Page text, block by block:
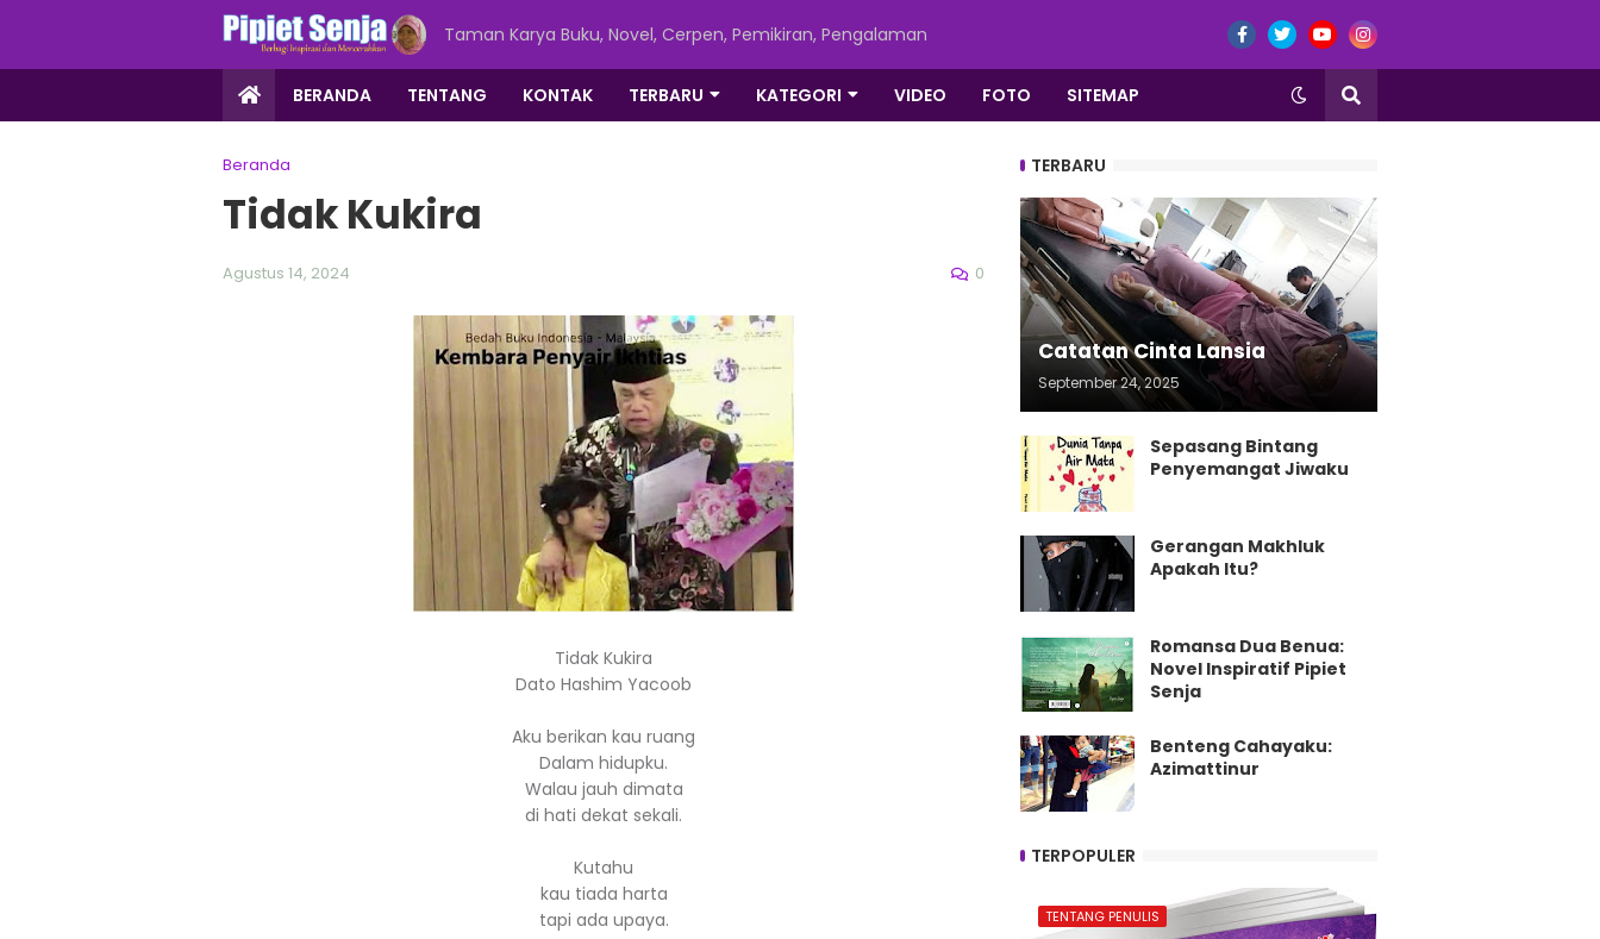
Taman Karya Buku, Novel, Cerpen, Pemikiran, Pengalaman
BERANDA TENTANG KONTAK TERBARU KATEGORI VIDEO FOTO SITEMAP
Beranda
Tidak Kukira
Agustus 14, 2024 0
Tidak Kukira
Dato Hashim Yacoob
Aku berikan kau ruang
Dalam hidupku.
Walau jauh dimata
di hati dekat sekali.
Kutahu
kau tiada harta
tapi ada upaya.
TERBARU
Catatan Cinta Lansia
September 24, 2025
Sepasang Bintang
Penyemangat Jiwaku
Gerangan Makhluk
Apakah Itu?
Romansa Dua Benua:
Novel Inspiratif Pipiet
Senja
Benteng Cahayaku:
Azimattinur
TERPOPULER
TENTANG PENULIS